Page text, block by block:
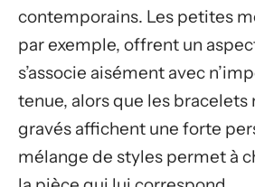
contemporains. Les petites
par exemple, offrent un
s’associe aisément avec
tenue, alors que les
gravés affichent une forte
mélange de styles permet à